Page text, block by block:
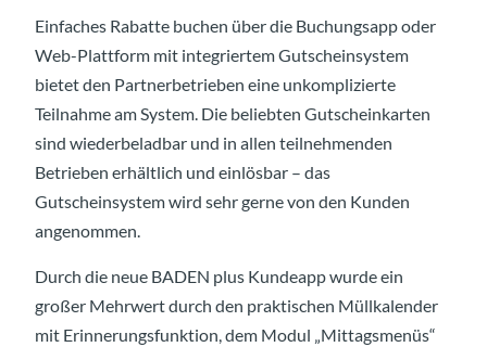
Einfaches Rabatte buchen über die Buchungsapp oder
Web-Plattform mit integriertem Gutscheinsystem
bietet den Partnerbetrieben eine unkomplizierte
Teilnahme am System. Die beliebten Gutscheinkarten
sind wiederbeladbar und in allen teilnehmenden
Betrieben erhältlich und einlösbar – das
Gutscheinsystem wird sehr gerne von den Kunden
angenommen.
Durch die neue BADEN plus Kundeapp wurde ein
großer Mehrwert durch den praktischen Müllkalender
mit Erinnerungsfunktion, dem Modul „Mittagsmenüs“